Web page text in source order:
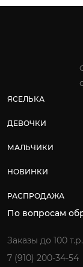
ЯСЕЛЬКА
ДЕВОЧКИ
МАЛЬЧИКИ
НОВИНКИ
РАСПРОДАЖА
По вопросам
Заказы до 100 т.р.
7 (910) 200-34-54